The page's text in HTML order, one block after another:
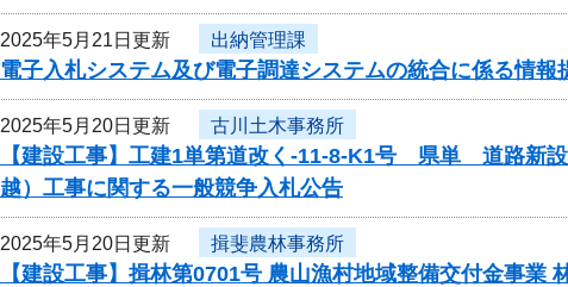
2025年5月21日更新 出納管理課
電子入札システム及び電子調達システムの統合に係る情報
2025年5月20日更新 古川土木事務所
【建設工事】工建1単第道改く-11-8-K1号 県単 道路新
越）工事に関する一般競争入札公告
2025年5月20日更新 揖斐農林事務所
【建設工事】揖林第0701号 農山漁村地域整備交付金事